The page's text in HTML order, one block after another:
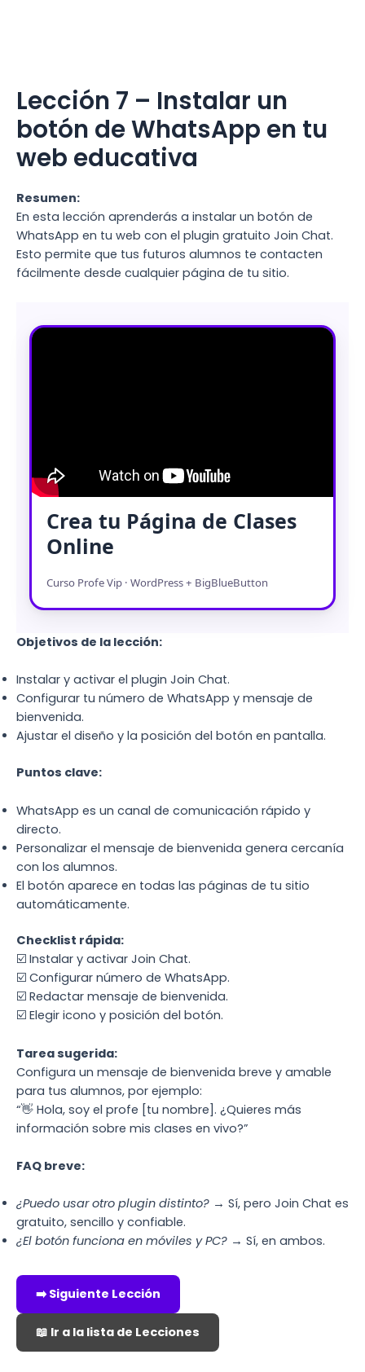
Lección 7 – Instalar un
botón de WhatsApp en tu
web educativa
Resumen:
En esta lección aprenderás a instalar un botón de
WhatsApp en tu web con el plugin gratuito Join Chat.
Esto permite que tus futuros alumnos te contacten
fácilmente desde cualquier página de tu sitio.
Crea tu Página de Clases
Online
Curso Profe Vip · WordPress + BigBlueButton
Objetivos de la lección:
Instalar y activar el plugin Join Chat.
Configurar tu número de WhatsApp y mensaje de
bienvenida.
Ajustar el diseño y la posición del botón en pantalla.
Puntos clave:
WhatsApp es un canal de comunicación rápido y
directo.
Personalizar el mensaje de bienvenida genera cercanía
con los alumnos.
El botón aparece en todas las páginas de tu sitio
automáticamente.
Checklist rápida:
☑️ Instalar y activar Join Chat.
☑️ Configurar número de WhatsApp.
☑️ Redactar mensaje de bienvenida.
☑️ Elegir icono y posición del botón.
Tarea sugerida:
Configura un mensaje de bienvenida breve y amable
para tus alumnos, por ejemplo:
“👋 Hola, soy el profe [tu nombre]. ¿Quieres más
información sobre mis clases en vivo?”
FAQ breve:
¿Puedo usar otro plugin distinto? → Sí, pero Join Chat es
gratuito, sencillo y confiable.
¿El botón funciona en móviles y PC? → Sí, en ambos.
➡️ Siguiente Lección
📖 Ir a la lista de Lecciones